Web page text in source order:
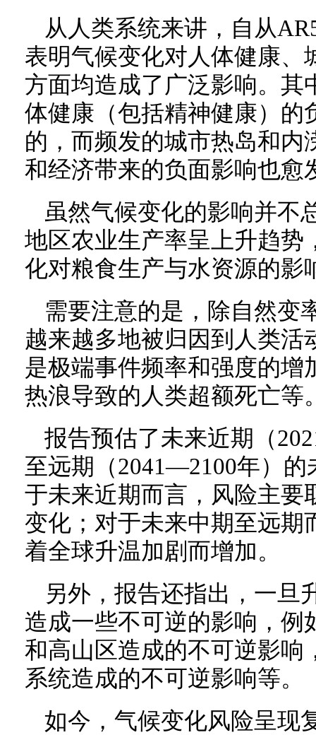
从人类系统来讲，自从
表明气候变化对人体健康、
方面均造成了广泛影响。其
体健康（包括精神健康）的
的，而频发的城市热岛和内
和经济带来的负面影响也愈
虽然气候变化的影响并不
地区农业生产率呈上升趋势
化对粮食生产与水资源的影
需要注意的是，除自然变
越来越多地被归因到人类活
是极端事件频率和强度的增
热浪导致的人类超额死亡等
报告预估了未来近期（
至远期（2041—2100年）
于未来近期而言，风险主要
变化；对于未来中期至远期
着全球升温加剧而增加。
另外，报告还指出，一旦
造成一些不可逆的影响，例
和高山区造成的不可逆影响
系统造成的不可逆影响等。
如今，气候变化风险呈现